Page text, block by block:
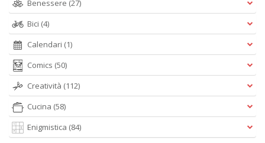
Benessere (27)
Bici (4)
Calendari (1)
Comics (50)
Creatività (112)
Cucina (58)
Enigmistica (84)